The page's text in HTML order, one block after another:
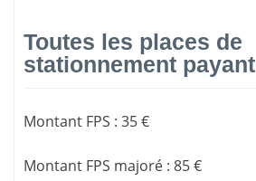
Toutes les places de
stationnement payant
Montant FPS : 35 €
Montant FPS majoré : 85 €